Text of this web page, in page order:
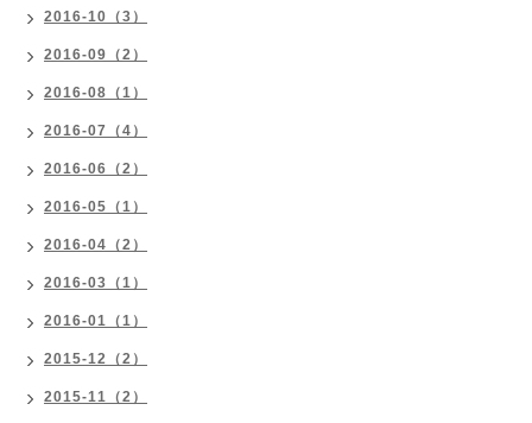
2016-10（3）
2016-09（2）
2016-08（1）
2016-07（4）
2016-06（2）
2016-05（1）
2016-04（2）
2016-03（1）
2016-01（1）
2015-12（2）
2015-11（2）